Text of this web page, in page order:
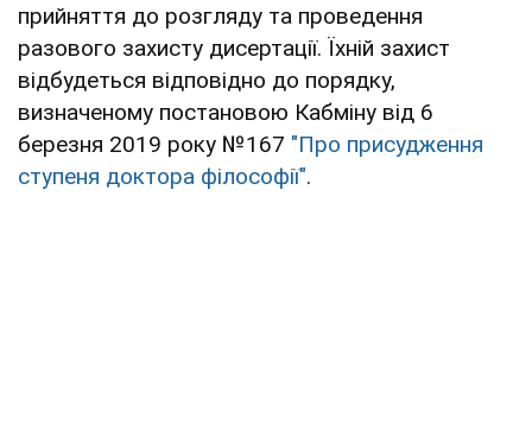
прийняття до розгляду та проведення
разового захисту дисертації. Їхній захист
відбудеться відповідно до порядку,
визначеному постановою Кабміну від 6
березня 2019 року №167 "Про присудження
ступеня доктора філософії".